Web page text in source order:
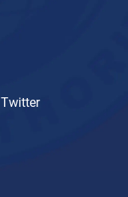
Twitter